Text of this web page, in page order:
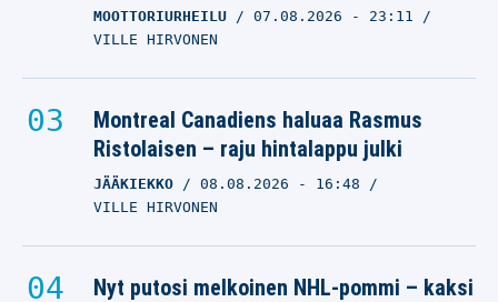
MOOTTORIURHEILU 07.08.2026 - 23:11
VILLE HIRVONEN
Montreal Canadiens haluaa Rasmus
Ristolaisen – raju hintalappu julki
JÄÄKIEKKO 08.08.2026 - 16:48
VILLE HIRVONEN
Nyt putosi melkoinen NHL-pommi – kaksi